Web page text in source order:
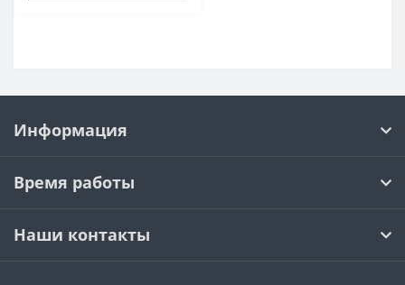
Информация
Время работы
Наши контакты